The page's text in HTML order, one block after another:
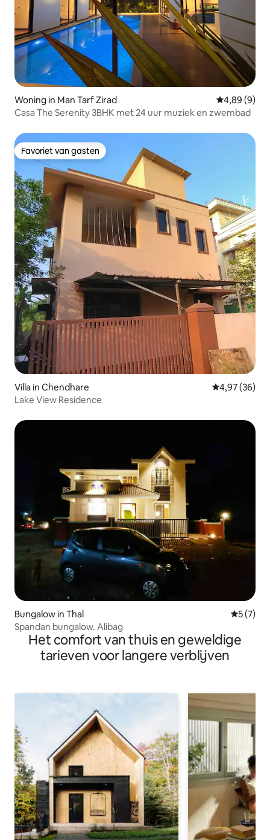
Woning in Man Tarf Zirad Gemiddelde
4,89 (9)
Casa The Serenity 3BHK met 24 uur muziek en zwembad
Favoriet van gasten
Favoriet van gasten
Villa in Chendhare Gemiddelde
4,97 (36)
Lake View Residence
Bungalow in Thal
5 (7)
Spandan bungalow. Alibag
Het comfort van thuis en geweldige
tarieven voor langere verblijven